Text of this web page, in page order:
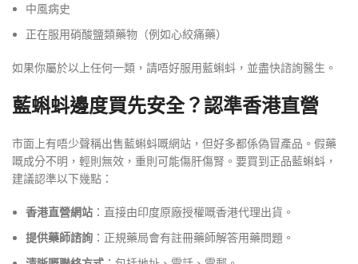
中風病史
正在服用硝酸鹽類藥物（例如心絞痛藥）
如果你屬於以上任何一類，請唔好服用藍蝌蚪，並盡快諮詢醫生。
藍蝌蚪邊度買先安全？認準香港直營
市面上有唔少聲稱出售藍蝌蚪嘅網站，但好多都係偽冒產品。假藥
嘅成分不明，輕則無效，重則可能傷肝傷腎。要買到正品藍蝌蚪，
建議認準以下幾點：
香港直營網站 ：直接由印度原廠授權嘅香港代理出貨。
提供藥師諮詢 ：正規藥局會有註冊藥師解答用藥問題。